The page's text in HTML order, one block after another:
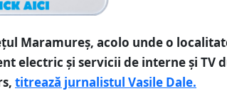
Maramureș, acolo unde o
electric și servicii de interne și TV
titrează jurnalistul Vasile Dale.